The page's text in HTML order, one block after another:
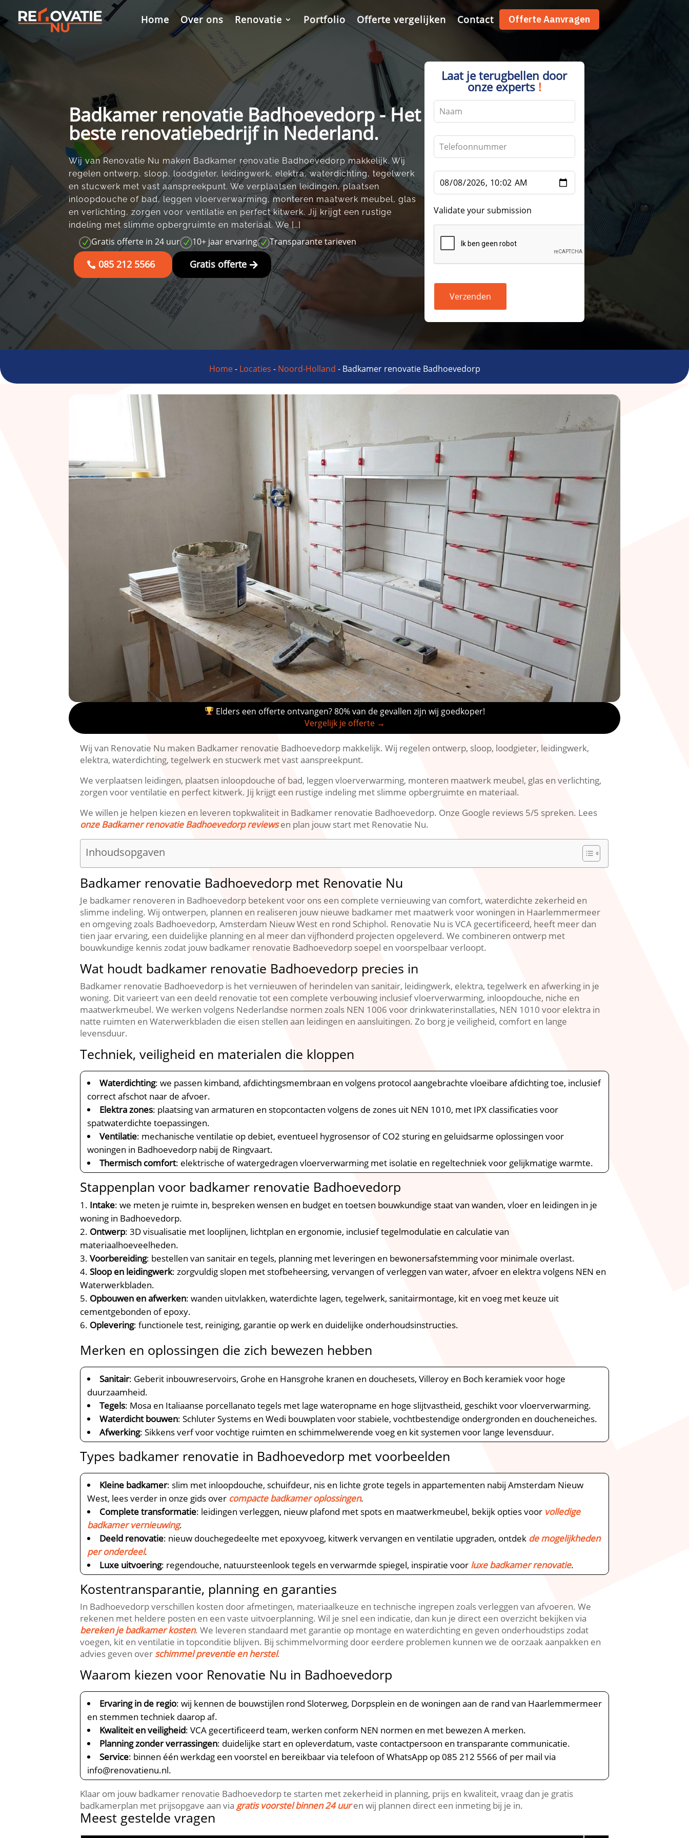
Home Over ons Renovatie Portfolio Offerte vergelijken Contact Offerte Aanvragen
Badkamer renovatie Badhoevedorp - Het
beste renovatiebedrijf in Nederland.
Wij van Renovatie Nu maken Badkamer renovatie Badhoevedorp makkelijk.​ Wij
regelen ontwerp, sloop, loodgieter, leidingwerk, elektra, waterdichting, tegelwerk
en stucwerk met vast aanspreekpunt.​ We verplaatsen leidingen, plaatsen
inloopdouche of bad, leggen vloerverwarming, monteren maatwerk meubel, glas
en verlichting, zorgen voor ventilatie en perfect kitwerk.​ Jij krijgt een rustige
indeling met slimme opbergruimte en materiaal.​ We […]
N Gratis offerte in 24 uur N 10+ jaar ervaring N Transparante tarieven
085 212 5566 Gratis offerte
Laat je terugbellen door
onze experts !
Leave
this
blank
Validate your submission
Verzenden
Home- Locaties - Noord-Holland - Badkamer renovatie Badhoevedorp
Elders een offerte ontvangen? 80% van de gevallen zijn wij goedkoper!
Vergelijk je offerte →
Wij van Renovatie Nu maken Badkamer renovatie Badhoevedorp makkelijk.​ Wij regelen ontwerp, sloop, loodgieter, leidingwerk,
elektra, waterdichting, tegelwerk en stucwerk met vast aanspreekpunt.​
We verplaatsen leidingen, plaatsen inloopdouche of bad, leggen vloerverwarming, monteren maatwerk meubel, glas en verlichting,
zorgen voor ventilatie en perfect kitwerk.​ Jij krijgt een rustige indeling met slimme opbergruimte en materiaal.​
We willen je helpen kiezen en leveren topkwaliteit in Badkamer renovatie Badhoevedorp.​ Onze Google reviews 5/5 spreken.​ Lees
onze Badkamer renovatie Badhoevedorp reviewsen plan jouw start met Renovatie Nu.​
Inhoudsopgaven
Badkamer renovatie Badhoevedorp met Renovatie Nu
Je badkamer renoveren in Badhoevedorp betekent voor ons een complete vernieuwing van comfort, waterdichte zekerheid en
slimme indeling.​ Wij ontwerpen, plannen en realiseren jouw nieuwe badkamer met maatwerk voor woningen in Haarlemmermeer
en omgeving zoals Badhoevedorp, Amsterdam Nieuw West en rond Schiphol.​ Renovatie Nu is VCA gecertificeerd, heeft meer dan
tien jaar ervaring, een duidelijke planning en al meer dan vijfhonderd projecten opgeleverd.​ We combineren ontwerp met
bouwkundige kennis zodat jouw badkamer renovatie Badhoevedorp soepel en voorspelbaar verloopt.​
Wat houdt badkamer renovatie Badhoevedorp precies in
Badkamer renovatie Badhoevedorp is het vernieuwen of herindelen van sanitair, leidingwerk, elektra, tegelwerk en afwerking in je
woning.​ Dit varieert van een deeld renovatie tot een complete verbouwing inclusief vloerverwarming, inloopdouche, niche en
maatwerkmeubel.​ We werken volgens Nederlandse normen zoals NEN 1006 voor drinkwaterinstallaties, NEN 1010 voor elektra in
natte ruimten en Waterwerkbladen die eisen stellen aan leidingen en aansluitingen.​ Zo borg je veiligheid, comfort en lange
levensduur.​
Techniek, veiligheid en materialen die kloppen
Waterdichting: we passen kimband, afdichtingsmembraan en volgens protocol aangebrachte vloeibare afdichting toe, inclusief
correct afschot naar de afvoer.​
Elektra zones: plaatsing van armaturen en stopcontacten volgens de zones uit NEN 1010, met IPX classificaties voor
spatwaterdichte toepassingen.​
Ventilatie: mechanische ventilatie op debiet, eventueel hygrosensor of CO2 sturing en geluidsarme oplossingen voor
woningen in Badhoevedorp nabij de Ringvaart.​
Thermisch comfort: elektrische of watergedragen vloerverwarming met isolatie en regeltechniek voor gelijkmatige warmte.​
Stappenplan voor badkamer renovatie Badhoevedorp
Intake: we meten je ruimte in, bespreken wensen en budget en toetsen bouwkundige staat van wanden, vloer en leidingen in je
woning in Badhoevedorp.​
Ontwerp: 3D visualisatie met looplijnen, lichtplan en ergonomie, inclusief tegelmodulatie en calculatie van
materiaalhoeveelheden.​
Voorbereiding: bestellen van sanitair en tegels, planning met leveringen en bewonersafstemming voor minimale overlast.​
Sloop en leidingwerk: zorgvuldig slopen met stofbeheersing, vervangen of verleggen van water, afvoer en elektra volgens NEN en
Waterwerkbladen.​
Opbouwen en afwerken: wanden uitvlakken, waterdichte lagen, tegelwerk, sanitairmontage, kit en voeg met keuze uit
cementgebonden of epoxy.​
Oplevering: functionele test, reiniging, garantie op werk en duidelijke onderhoudsinstructies.​
Merken en oplossingen die zich bewezen hebben
Sanitair: Geberit inbouwreservoirs, Grohe en Hansgrohe kranen en douchesets, Villeroy en Boch keramiek voor hoge
duurzaamheid.​
Tegels: Mosa en Italiaanse porcellanato tegels met lage wateropname en hoge slijtvastheid, geschikt voor vloerverwarming.​
Waterdicht bouwen: Schluter Systems en Wedi bouwplaten voor stabiele, vochtbestendige ondergronden en doucheneiches.​
Afwerking: Sikkens verf voor vochtige ruimten en schimmelwerende voeg en kit systemen voor lange levensduur.​
Types badkamer renovatie in Badhoevedorp met voorbeelden
Kleine badkamer: slim met inloopdouche, schuifdeur, nis en lichte grote tegels in appartementen nabij Amsterdam Nieuw
West, lees verder in onze gids over compacte badkamer oplossingen.​
Complete transformatie: leidingen verleggen, nieuw plafond met spots en maatwerkmeubel, bekijk opties voor volledige
badkamer vernieuwing.​
Deeld renovatie: nieuw douchegedeelte met epoxyvoeg, kitwerk vervangen en ventilatie upgraden, ontdek de mogelijkheden
per onderdeel.​
Luxe uitvoering: regendouche, natuursteenlook tegels en verwarmde spiegel, inspiratie voor luxe badkamer renovatie.​
Kostentransparantie, planning en garanties
In Badhoevedorp verschillen kosten door afmetingen, materiaalkeuze en technische ingrepen zoals verleggen van afvoeren.​ We
rekenen met heldere posten en een vaste uitvoerplanning.​ Wil je snel een indicatie, dan kun je direct een overzicht bekijken via
bereken je badkamer kosten.​ We leveren standaard met garantie op montage en waterdichting en geven onderhoudstips zodat
voegen, kit en ventilatie in topconditie blijven.​ Bij schimmelvorming door eerdere problemen kunnen we de oorzaak aanpakken en
advies geven over schimmel preventie en herstel.​
Waarom kiezen voor Renovatie Nu in Badhoevedorp
Ervaring in de regio: wij kennen de bouwstijlen rond Sloterweg, Dorpsplein en de woningen aan de rand van Haarlemmermeer
en stemmen techniek daarop af.​
Kwaliteit en veiligheid: VCA gecertificeerd team, werken conform NEN normen en met bewezen A merken.​
Planning zonder verrassingen: duidelijke start en opleverdatum, vaste contactpersoon en transparante communicatie.​
Service: binnen één werkdag een voorstel en bereikbaar via telefoon of WhatsApp op 085 212 5566 of per mail via
info@renovatienu.​nl.​
Klaar om jouw badkamer renovatie Badhoevedorp te starten met zekerheid in planning, prijs en kwaliteit, vraag dan je gratis
badkamerplan met prijsopgave aan viagratis voorstel binnen 24 uuren wij plannen direct een inmeting bij je in.​
Meest gestelde vragen